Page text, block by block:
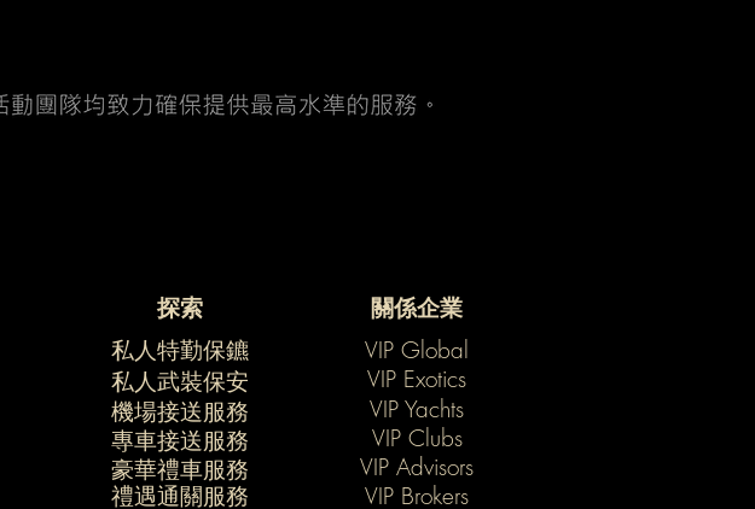
探索
關係企業
私人特勤保鑣
VIP Global
私人武裝保安
​機場接送服務
​專車接送服務
​豪華禮車服務
​禮遇通關服務
VIP Exotics
VIP Yachts
VIP Clubs
VIP Advisors
VIP Brokers